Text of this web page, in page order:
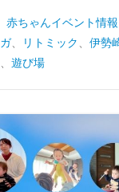
赤ちゃんイベント情報
、 リトミック 伊勢
遊び場